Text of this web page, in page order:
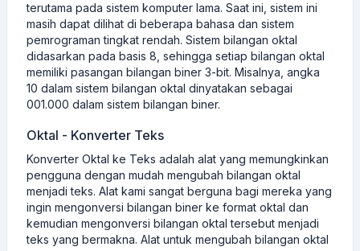
terutama pada sistem komputer lama. Saat ini, sistem ini
masih dapat dilihat di beberapa bahasa dan sistem
pemrograman tingkat rendah. Sistem bilangan oktal
didasarkan pada basis 8, sehingga setiap bilangan oktal
memiliki pasangan bilangan biner 3-bit. Misalnya, angka
10 dalam sistem bilangan oktal dinyatakan sebagai
001.000 dalam sistem bilangan biner.
Oktal - Konverter Teks
Konverter Oktal ke Teks adalah alat yang memungkinkan
pengguna dengan mudah mengubah bilangan oktal
menjadi teks. Alat kami sangat berguna bagi mereka yang
ingin mengonversi bilangan biner ke format oktal dan
kemudian mengonversi bilangan oktal tersebut menjadi
teks yang bermakna. Alat untuk mengubah bilangan oktal